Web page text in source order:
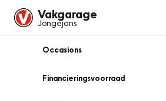
Vakgarage
Jongejans
Occasions
Financieringsvoorraad